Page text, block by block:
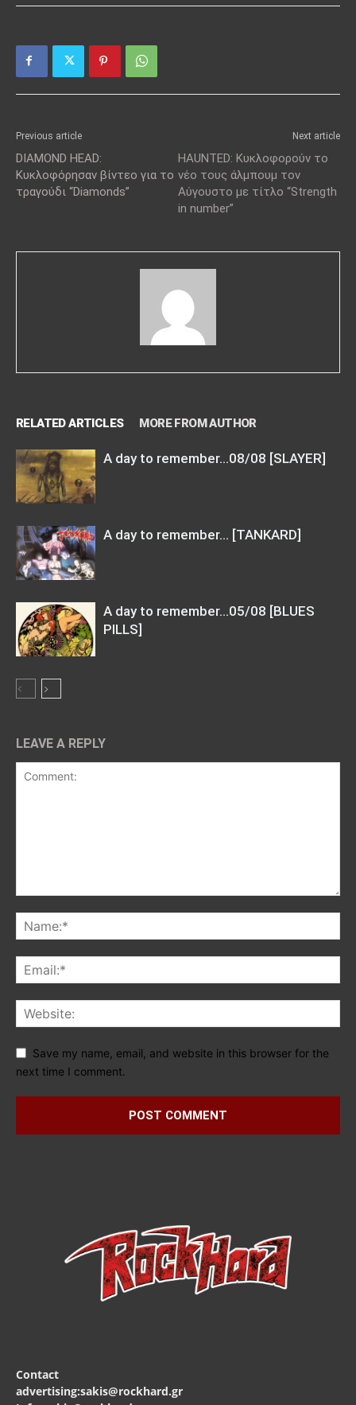
Previous article
DIAMOND HEAD:
Κυκλοφόρησαν βίντεο για το
τραγούδι “Diamonds”
Next article
HAUNTED: Κυκλοφορούν το
νέο τους άλμπουμ τον
Αύγουστο με τίτλο “Strength
in number”
RELATED ARTICLES MORE FROM AUTHOR
A day to remember…08/08 [SLAYER]
A day to remember… [TANKARD]
A day to remember…05/08 [BLUES
PILLS]
LEAVE A REPLY
Save my name, email, and website in this browser for the
next time I comment.
Contact
advertising:sakis@rockhard.gr